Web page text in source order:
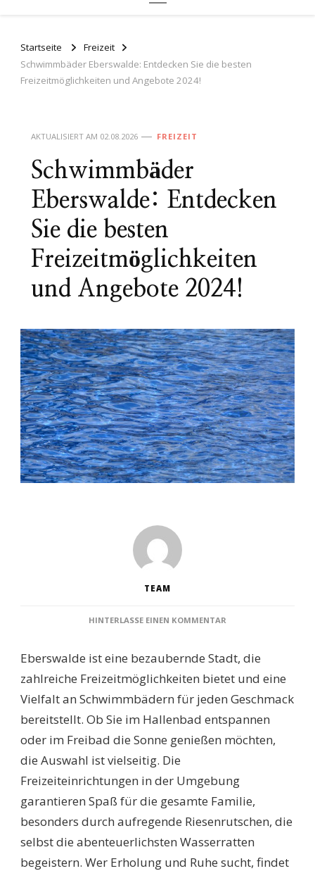
Startseite
Freizeit
Schwimmbäder Eberswalde: Entdecken Sie die besten
Freizeitmöglichkeiten und Angebote 2024!
AKTUALISIERT AM 02.08.2026 FREIZEIT
Schwimmbäder
Eberswalde: Entdecken
Sie die besten
Freizeitmöglichkeiten
und Angebote 2024!
TEAM
HINTERLASSE EINEN KOMMENTAR
ENTDECKEN
DIE
BESTEN
UND
ANGEBOTE
Eberswalde ist eine bezaubernde Stadt, die
zahlreiche Freizeitmöglichkeiten bietet und eine
Vielfalt an Schwimmbädern für jeden Geschmack
bereitstellt. Ob Sie im Hallenbad entspannen
oder im Freibad die Sonne genießen möchten,
die Auswahl ist vielseitig. Die
Freizeiteinrichtungen in der Umgebung
garantieren Spaß für die gesamte Familie,
besonders durch aufregende Riesenrutschen, die
selbst die abenteuerlichsten Wasserratten
begeistern. Wer Erholung und Ruhe sucht, findet